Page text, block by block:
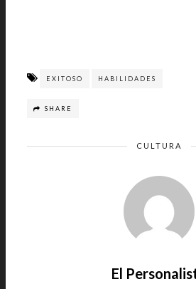
EXITOSO HABILIDADES
SHARE
CULTURA
El